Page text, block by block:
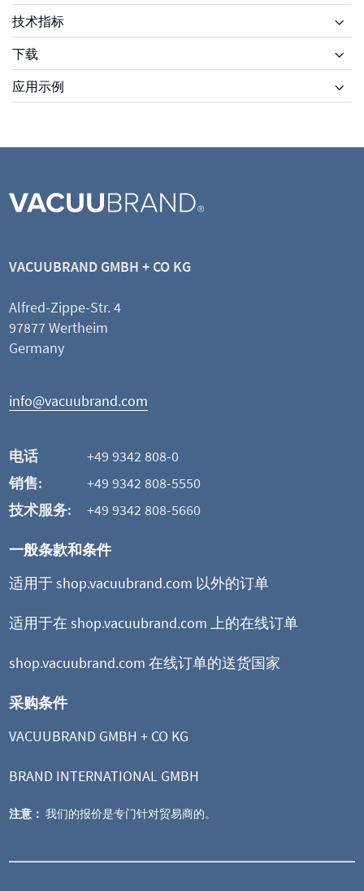
技术指标
下载
应用示例
VACUUBRAND GMBH + CO KG
Alfred-Zippe-Str. 4
97877 Wertheim
Germany
info@vacuubrand.com
电话
+49 9342 808-0
销售:
+49 9342 808-5550
技术服务:
+49 9342 808-5660
一般条款和条件
适用于 shop.vacuubrand.com 以外的订单
适用于在 shop.vacuubrand.com 上的在线订单
shop.vacuubrand.com 在线订单的送货国家
采购条件
VACUUBRAND GMBH + CO KG
BRAND INTERNATIONAL GMBH
注意： 我们的报价是专门针对贸易商的。